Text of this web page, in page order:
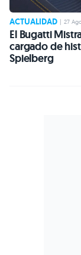
ACTUALIDAD | 27
El Bugatti
cargado de
Spielberg